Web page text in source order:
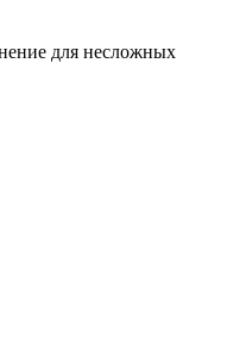
для несложных